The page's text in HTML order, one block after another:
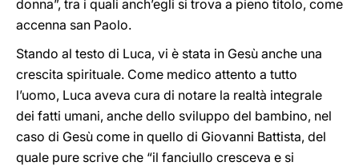
donna”, tra i quali anch’egli si trova a pieno titolo, come
accenna san Paolo.
Stando al testo di Luca, vi è stata in Gesù anche una
crescita spirituale. Come medico attento a tutto
l’uomo, Luca aveva cura di notare la realtà integrale
dei fatti umani, anche dello sviluppo del bambino, nel
caso di Gesù come in quello di Giovanni Battista, del
quale pure scrive che “il fanciullo cresceva e si